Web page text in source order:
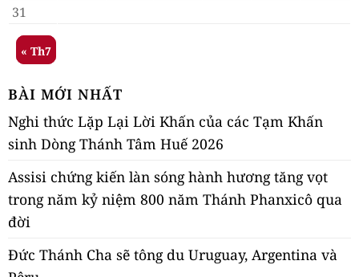
31
« Th7
BÀI MỚI NHẤT
Nghi thức Lặp Lại Lời Khấn của các Tạm Khấn
sinh Dòng Thánh Tâm Huế 2026
Assisi chứng kiến làn sóng hành hương tăng vọt
trong năm kỷ niệm 800 năm Thánh Phanxicô qua
đời
Đức Thánh Cha sẽ tông du Uruguay, Argentina và